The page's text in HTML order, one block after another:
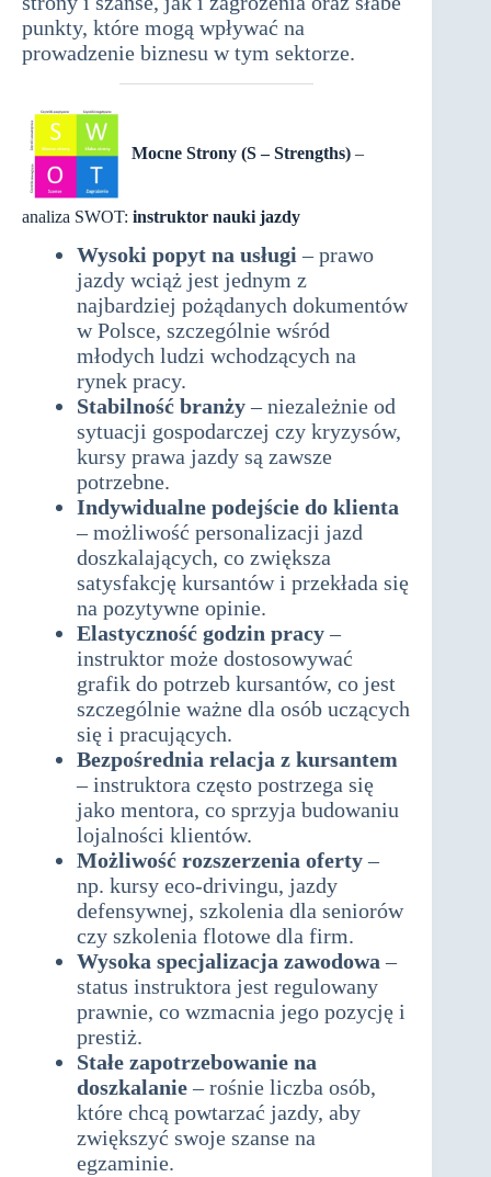
punkty, które mogą wpływać na
prowadzenie biznesu w tym sektorze.
Mocne Strony (S – Strengths) –
analiza SWOT: instruktor nauki jazdy
Wysoki popyt na usługi– prawo
jazdy wciąż jest jednym z
najbardziej pożądanych dokumentów
w Polsce, szczególnie wśród
młodych ludzi wchodzących na
rynek pracy.
Stabilność branży– niezależnie od
sytuacji gospodarczej czy kryzysów,
kursy prawa jazdy są zawsze
potrzebne.
Indywidualne podejście do klienta
– możliwość personalizacji jazd
doszkalających, co zwiększa
satysfakcję kursantów i przekłada się
na pozytywne opinie.
Elastyczność godzin pracy–
instruktor może dostosowywać
grafik do potrzeb kursantów, co jest
szczególnie ważne dla osób uczących
się i pracujących.
Bezpośrednia relacja z kursantem
– instruktora często postrzega się
jako mentora, co sprzyja budowaniu
lojalności klientów.
Możliwość rozszerzenia oferty–
np. kursy eco-drivingu, jazdy
defensywnej, szkolenia dla seniorów
czy szkolenia flotowe dla firm.
Wysoka specjalizacja zawodowa–
status instruktora jest regulowany
prawnie, co wzmacnia jego pozycję i
prestiż.
Stałe zapotrzebowanie na
doszkalanie– rośnie liczba osób,
które chcą powtarzać jazdy, aby
zwiększyć swoje szanse na
egzaminie.